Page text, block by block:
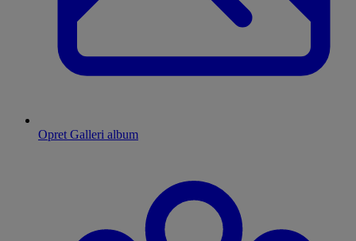
Opret Galleri album